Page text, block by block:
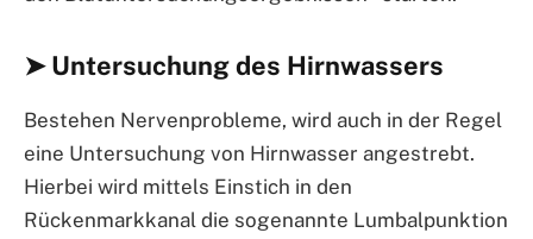
➤ Untersuchung des Hirnwassers
Bestehen Nervenprobleme, wird auch in der Regel
eine Untersuchung von Hirnwasser angestrebt.
Hierbei wird mittels Einstich in den
Rückenmarkkanal die sogenannte Lumbalpunktion